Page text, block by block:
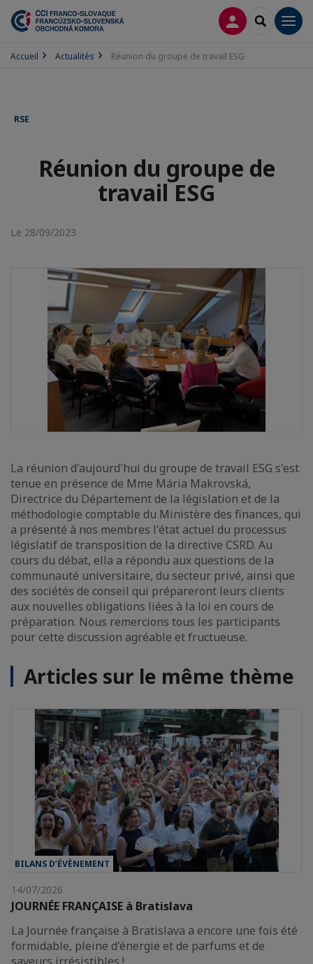
CONNEXION
Accueil Actualités Réunion du groupe de travail ESG
RSE
Réunion du groupe de
travail ESG
Le 28/09/2023
La réunion d'aujourd'hui du groupe de travail ESG s'est
tenue en présence de Mme Mária Makrovská,
Directrice du Département de la législation et de la
méthodologie comptable du Ministère des finances, qui
a présenté à nos membres l'état actuel du processus
législatif de transposition de la directive CSRD. Au
cours du débat, ella a répondu aux questions de la
communauté universitaire, du secteur privé, ainsi que
des sociétés de conseil qui prépareront leurs clients
aux nouvelles obligations liées à la loi en cours de
préparation. Nous remercions tous les participants
pour cette discussion agréable et fructueuse.
Articles sur le même thème
BILANS D’ÉVÈNEMENT
14/07/2026
JOURNÉE FRANÇAISE à Bratislava
La Journée française à Bratislava a encore une fois été
formidable, pleine d'énergie et de parfums et de